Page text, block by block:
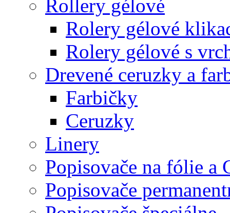
Rollery gélové
Rolery gélové
Rolery gélové s
Drevené ceruzky a
Farbičky
Ceruzky
Linery
Popisovače na fólie a
Popisovače